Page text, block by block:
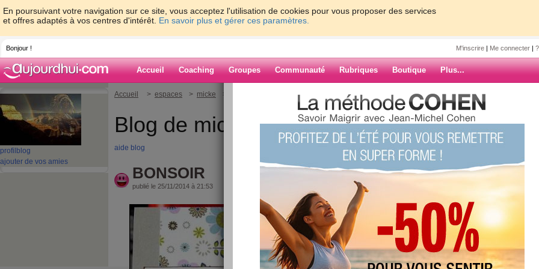
En poursuivant votre navigation sur ce site, vous acceptez l'utilisation de cookies pour vous proposer des services
et offres adaptés à vos centres d'intérêt. En savoir plus et gérer ces paramètres.
Bonjour ! M'inscrire | Me connecter |
Accueil Coaching Groupes Communauté Rubriques Boutique Plus...
profil blog
ajouter de vos amies
Accueil > espaces > micke > BONSOIR
Blog de micke
aide blog
BONSOIR
publié le 25/11/2014 à 21:53
ARCHIVES